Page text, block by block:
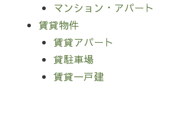
マンション・アパート
賃貸物件
賃貸アパート
貸駐車場
賃貸一戸建